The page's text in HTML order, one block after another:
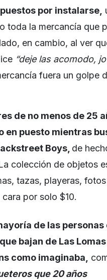
por instalarse
toda la mercancía que
en cambio, al ver
“deje las acomodo,
fuera un golpe
de no menos de 25
en puesto mientras
Boys de
colección de objetos
tazas, playeras,
por solo $10.
de las personas
bajan de Las
como imaginaba,
que 20 años